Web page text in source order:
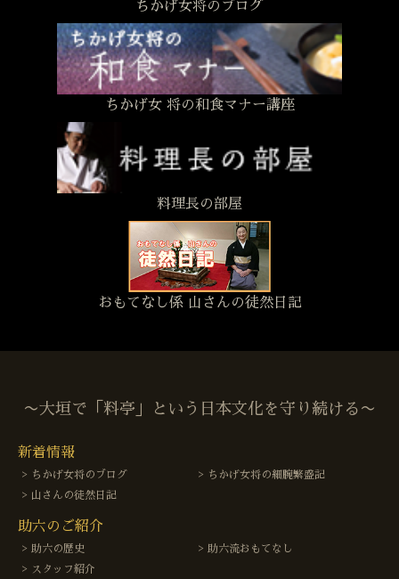
ちかげ女将のブログ
ちかげ女 将の和食マナー講座
料理長の部屋
おもてなし係 山さんの徒然日記
〜大垣で「料亭」という日本文化を守り続ける〜
新着情報
ちかげ女将のブログ
ちかげ女将の細腕繁盛記
山さんの徒然日記
助六のご紹介
助六の歴史
助六流おもてなし
スタッフ紹介